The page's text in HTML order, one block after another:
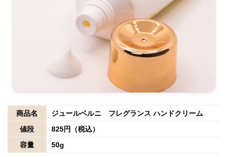
商品名
ジュールベルニ フレグランス ハンドクリーム
値段
825円（税込）
容量
50g